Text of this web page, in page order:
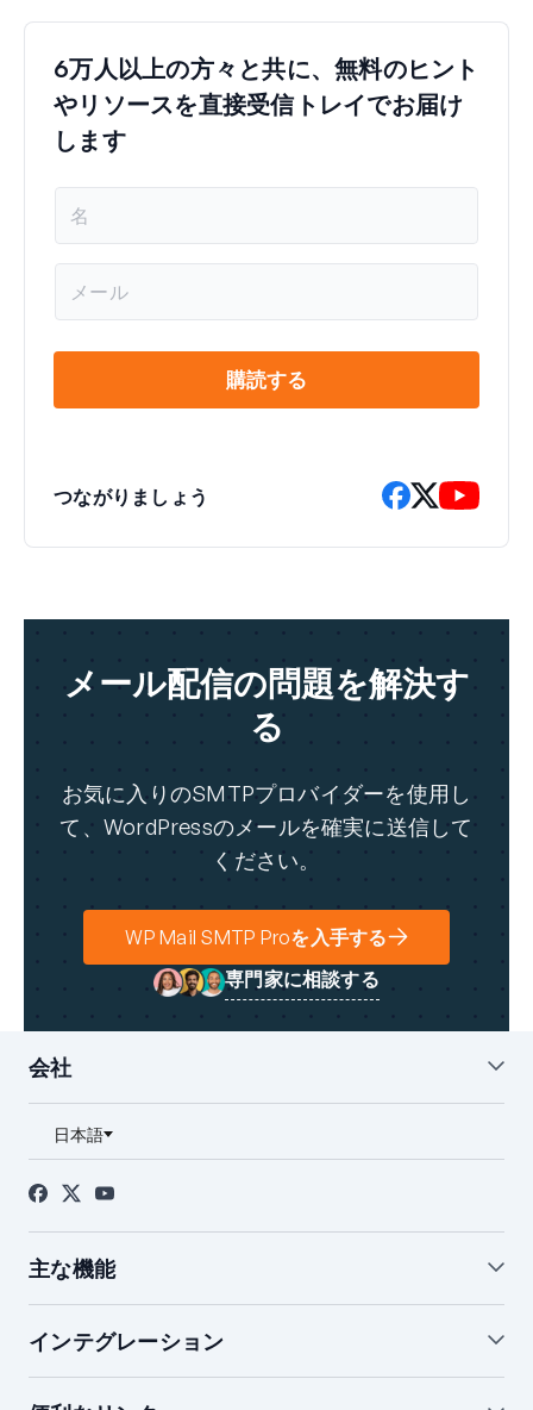
6万人以上の方々と共に、無料のヒント
やリソースを直接受信トレイでお届け
します
*
ル
購読する
つながりましょう
メール配信の問題を解決す
る
お気に入りのSMTPプロバイダーを使用し
て、WordPressのメールを確実に送信して
ください。
WP Mail SMTP Proを入手する
専門家に相談する
会社
お問い合わせ
アフィリエイト
主な機能
WordPressメールログ
バックアップ接続
開封＆クリック追跡
インテグレーション